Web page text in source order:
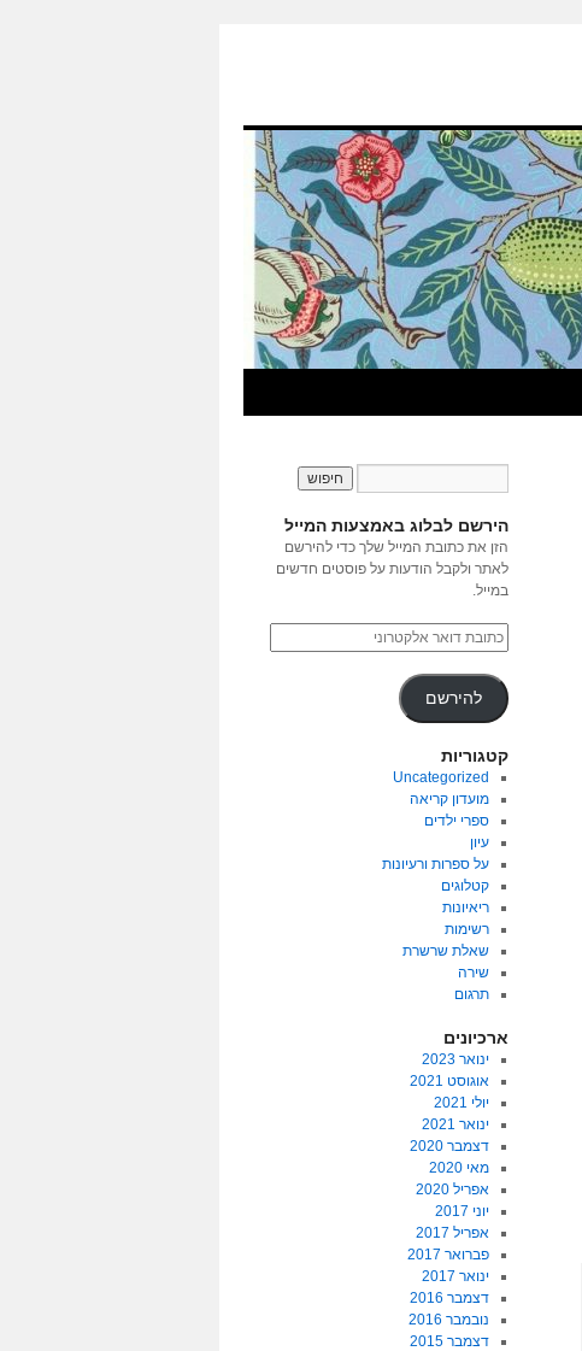
הירשם לבלוג באמצעות המייל
הזן את כתובת המייל שלך כדי להירשם
לאתר ולקבל הודעות על פוסטים חדשים
במייל.
להירשם
קטגוריות
Uncategorized
מועדון קריאה
ספרי ילדים
עיון
על ספרות ורעיונות
קטלוגים
ריאיונות
רשימות
שאלת שרשרת
שירה
תרגום
ארכיונים
ינואר 2023
אוגוסט 2021
יולי 2021
ינואר 2021
דצמבר 2020
מאי 2020
אפריל 2020
יוני 2017
אפריל 2017
פברואר 2017
ינואר 2017
דצמבר 2016
נובמבר 2016
דצמבר 2015